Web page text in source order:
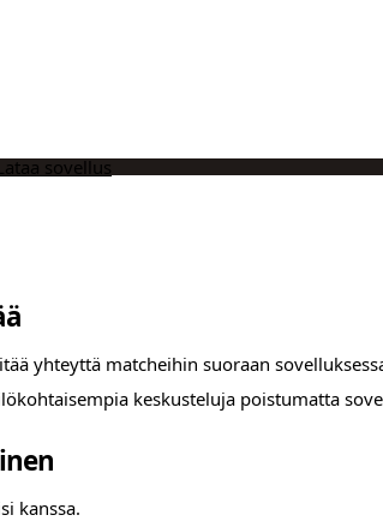
sovellus
yhteyttä matcheihin suoraan
keskusteluja poistumatta
kanssa.